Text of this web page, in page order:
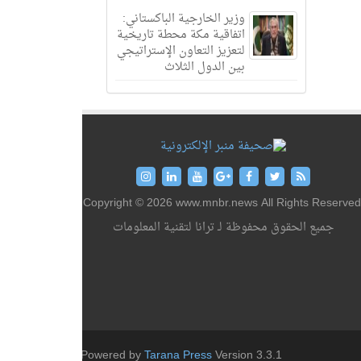
وزير الخارجية الباكستاني:
اتفاقية مكة محطة تاريخية
لتعزيز التعاون الإستراتيجي
بين الدول الثلاث
Copyright © 2026 www.mnbr.news All Rights
جميع الحقوق محفوظة لـ ترانا لتقنية المعلومات
Powered byTarana PressVersion 3.3.1